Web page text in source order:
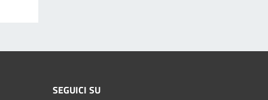
SEGUICI SU